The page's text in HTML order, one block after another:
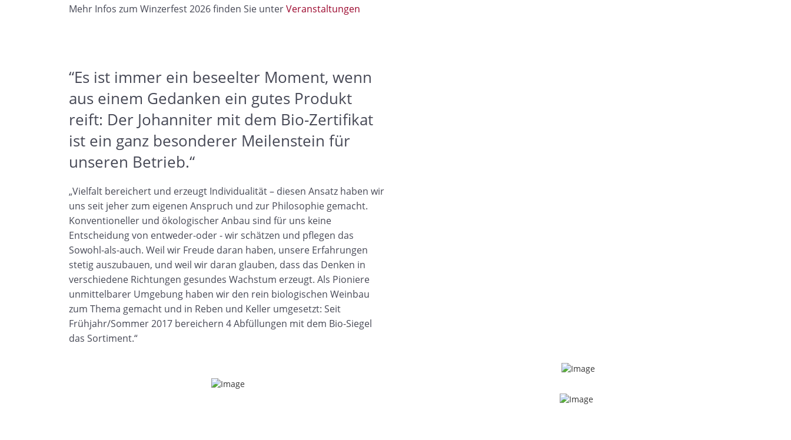
Mehr Infos zum Winzerfest 2026 finden Sie unterVeranstaltungen
“Es ist immer ein beseelter Moment, wenn
aus einem Gedanken ein gutes Produkt
reift: Der Johanniter mit dem Bio-Zertifikat
ist ein ganz besonderer Meilenstein für
unseren Betrieb.“
„Vielfalt bereichert und erzeugt Individualität – diesen Ansatz haben wir
uns seit jeher zum eigenen Anspruch und zur Philosophie gemacht.
Konventioneller und ökologischer Anbau sind für uns keine
Entscheidung von entweder-oder - wir schätzen und pflegen das
Sowohl-als-auch. Weil wir Freude daran haben, unsere Erfahrungen
stetig auszubauen, und weil wir daran glauben, dass das Denken in
verschiedene Richtungen gesundes Wachstum erzeugt. Als Pioniere
unmittelbarer Umgebung haben wir den rein biologischen Weinbau
zum Thema gemacht und in Reben und Keller umgesetzt: Seit
Frühjahr/Sommer 2017 bereichern 4 Abfüllungen mit dem Bio-Siegel
das Sortiment.“